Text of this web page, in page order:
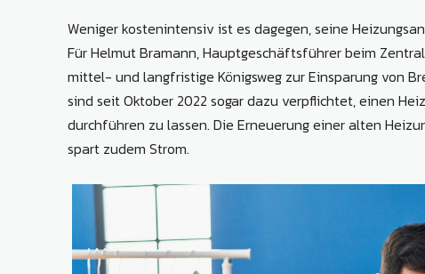
Weniger kostenintensiv ist es dagegen, seine
Für Helmut Bramann, Hauptgeschäftsführer beim
mittel- und langfristige Königsweg zur Einsparung von
sind seit Oktober 2022 sogar dazu verpflichtet, einen
durchführen zu lassen. Die Erneuerung einer alten
spart zudem Strom.